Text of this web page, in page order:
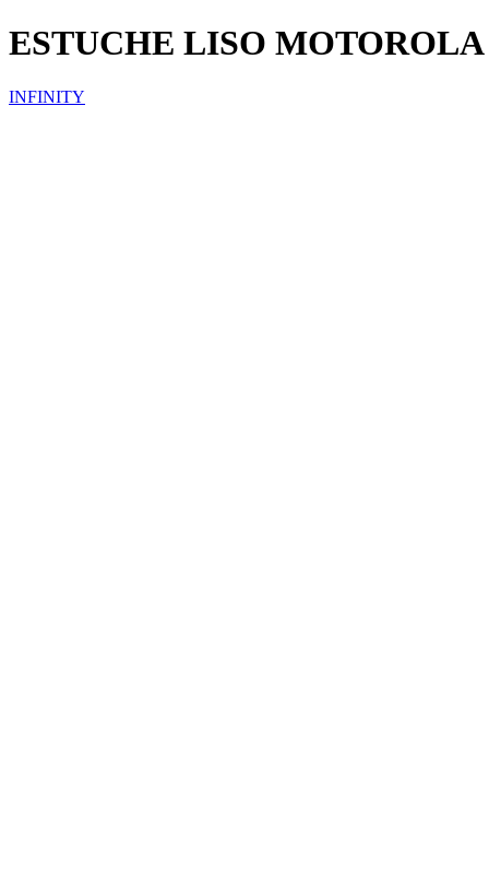
ESTUCHE LISO MOTOROLA
INFINITY